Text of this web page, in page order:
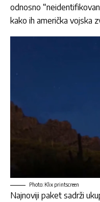
odnosno
kako ih američka vojska
Photo: Klix printscreen
Najnoviji paket sadrži